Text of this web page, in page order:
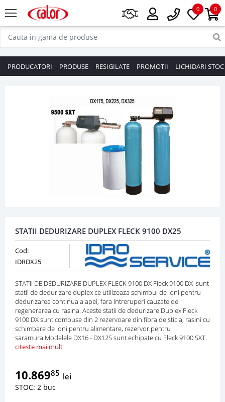
0
0
PRODUCATORI PRODUSE RESIGILATE PROMOTII LICHIDARI STOC
STATII DEDURIZARE DUPLEX FLECK 9100 DX25
Cod:
IDRDX25
STATII DE DEDURIZARE DUPLEX FLECK 9100 DX Fleck 9100 DX sunt
statii de dedurizare duplex ce utilizeaza schimbul de ioni pentru
dedurizarea continua a apei, fara intreruperi cauzate de
regenerarea cu rasina. Aceste statii de dedurizare Duplex Fleck
9100 DX sunt compuse din 2 rezervoare din fibra de sticla, rasini cu
schimbare de ioni pentru alimentare, rezervor pentru
saramura.Modelele DX16 - DX125 sunt echipate cu Fleck 9100 SXT.
citeste mai mult
10.86985 lei
STOC: 2 buc